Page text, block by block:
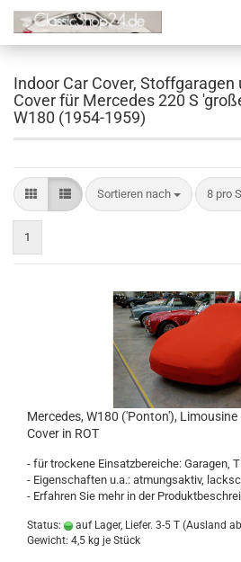
Indoor Car Cover, Stoffgaragen
Cover für Mercedes 220 S
W180 (1954-1959)
Sortieren nach 8 pro
1
Mercedes, W180 ('Ponton'),
Cover in ROT
- für trockene Einsatzbereiche: Garagen,
- Eigenschaften u.a.: atmungsaktiv,
- Erfahren Sie mehr in der
Status: auf Lager, Liefer. 3-5 T (Ausland
Gewicht: 4,5 kg je Stück